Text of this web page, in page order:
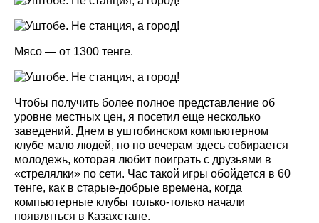
Мясо — от 1300 тенге.
Чтобы получить более полное представление об
уровне местных цен, я посетил еще несколько
заведений. Днем в уштобинском компьютерном
клубе мало людей, но по вечерам здесь собирается
молодежь, которая любит поиграть с друзьями в
«стрелялки» по сети. Час такой игры обойдется в 60
тенге, как в старые-добрые времена, когда
компьютерные клубы только-только начали
появляться в Казахстане.